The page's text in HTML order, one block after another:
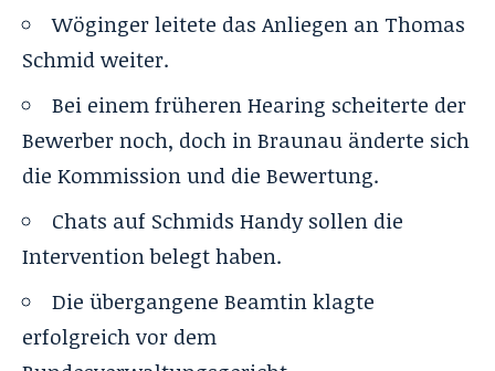
Wöginger leitete das Anliegen an Thomas
Schmid weiter.
Bei einem früheren Hearing scheiterte der
Bewerber noch, doch in Braunau änderte sich
die Kommission und die Bewertung.
Chats auf Schmids Handy sollen die
Intervention belegt haben.
Die übergangene Beamtin klagte
erfolgreich vor dem